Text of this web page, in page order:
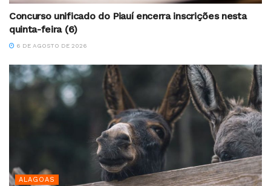
Concurso unificado do Piauí encerra inscrições nesta
quinta-feira (6)
6 DE AGOSTO DE 2026
ALAGOAS